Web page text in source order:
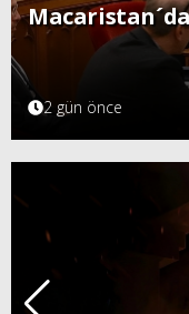
2 gün önce